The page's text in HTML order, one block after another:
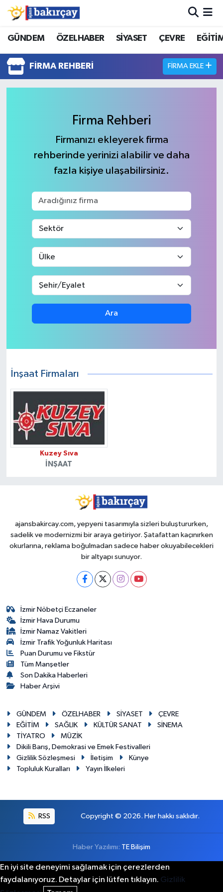
GÜNDEM ÖZELHABER SİYASET ÇEVRE
FIRMA REHBERI FIRMA EKLE
Firma Rehberi
Firmanızı ekleyerek firma
rehberinde yerinizi alabilir ve daha
fazla kişiye ulaşabilirsiniz.
Ara
İnşaat Firmaları
Kuzey Sıva
İNŞAAT
ajansbakircay.com, yepyeni tasarımıyla sizleri buluştururken,
sadelik ve modernizmi bir araya getiriyor. Şatafattan kaçınırken
okurlarına, reklama boğulmadan sadece haber okuyabilecekleri
bir altyapı sunuyor.
İzmir Nöbetçi Eczaneler
İzmir Hava Durumu
İzmir Namaz Vakitleri
İzmir Trafik Yoğunluk Haritası
Puan Durumu ve Fikstür
Tüm Manşetler
Son Dakika Haberleri
Haber Arşivi
GÜNDEM ÖZELHABER SİYASET
ÇEVRE
EĞİTİM
SAĞLIK KÜLTÜR SANAT
SİNEMA
TİYATRO
MÜZİK
Dikili Barış, Demokrasi ve Emek Festivalleri
Gizlilik Sözleşmesi
İletişim
Künye
Topluluk Kuralları
Yayın İlkeleri
RSS Copyright © 2026. Her hakkı saklıdır.
Haber Yazılımı: TE Bilişim
En iyi site deneyimi sağlamak için çerezlerden
faydalanıyoruz. Detaylar için lütfen tıklayın. Gizlilik
İzmir Nöbetçi Eczaneler
İzmir Hava Durumu
İzmir Namaz Vakitleri
İzmir Trafik Yoğunluk Haritası
Süper Lig Puan Durumu ve Fikstür
Son Dakika Haberleri